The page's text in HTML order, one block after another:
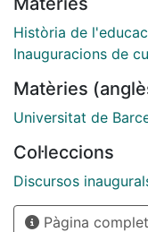
Història de
Inauguracions de
Matèries
Universitat de
Col·leccions
Discursos
Pàgina